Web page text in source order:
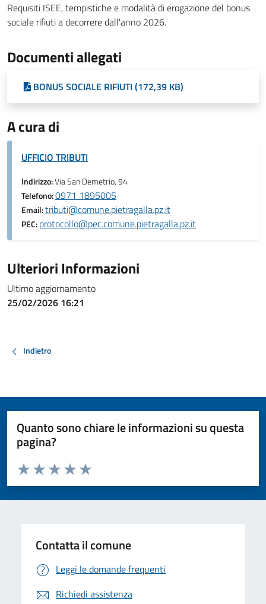
Requisiti ISEE, tempistiche e modalità di erogazione del bonus
sociale rifiuti a decorrere dall'anno 2026.
Documenti allegati
BONUS SOCIALE RIFIUTI (172,39 KB)
A cura di
UFFICIO TRIBUTI
Indirizzo:Via San Demetrio, 94
Telefono:0971 1895005
Email:tributi@comune.pietragalla.pz.it
PEC:protocollo@pec.comune.pietragalla.pz.it
Ulteriori Informazioni
Ultimo aggiornamento
25/02/2026 16:21
Indietro
Quanto sono chiare le informazioni su questa
pagina?
Valuta da 1 a 5 stelle la pagina
Valuta 5 stelle su 5
Valuta 4 stelle su 5
Valuta 3 stelle su 5
Valuta 2 stelle su 5
Valuta 1 stelle su 5
Contatta il comune
Leggi le domande frequenti
Richiedi assistenza